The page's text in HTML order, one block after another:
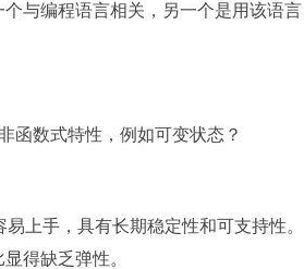
与编程语言相关，另一个是用该语言
数式特性，例如可变状态？
上手，具有长期稳定性和可支持性。
得缺乏弹性。